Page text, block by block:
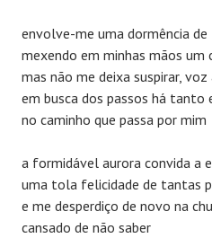
envolve-me uma dormência
mexendo em minhas mãos um
mas não me deixa suspirar, voz
em busca dos passos há tanto
no caminho que passa por mim
a formidável aurora convida a
uma tola felicidade de tantas
e me desperdiço de novo na
cansado de não saber